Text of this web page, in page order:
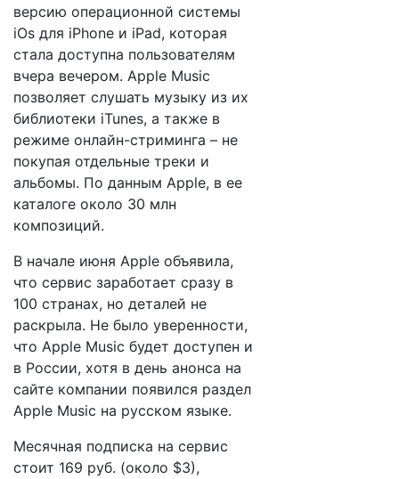
версию операционной системы
iOs для iPhone и iPad, которая
стала доступна пользователям
вчера вечером. Apple Music
позволяет слушать музыку из их
библиотеки iTunes, а также в
режиме онлайн-стриминга – не
покупая отдельные треки и
альбомы. По данным Apple, в ее
каталоге около 30 млн
композиций.
В начале июня Apple объявила,
что сервис заработает сразу в
100 странах, но деталей не
раскрыла. Не было уверенности,
что Apple Music будет доступен и
в России, хотя в день анонса на
сайте компании появился раздел
Apple Music на русском языке.
Месячная подписка на сервис
стоит 169 руб. (около $3),